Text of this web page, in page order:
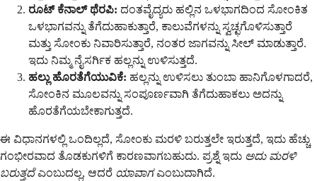
ರೂಟ್ ಕೆನಾಲ್ ಥೆರಪಿ: ದಂತವೈದ್ಯರು ಹಲ್ಲಿನ ಒಳಭಾಗದಿಂದ ಸೋಂಕಿತ
ಒಳಭಾಗವನ್ನು ತೆಗೆದುಹಾಕುತ್ತಾರೆ, ಕಾಲುವೆಗಳನ್ನು ಸ್ವಚ್ಛಗೊಳಿಸುತ್ತಾರೆ
ಮತ್ತು ಸೋಂಕು ನಿವಾರಿಸುತ್ತಾರೆ, ನಂತರ ಜಾಗವನ್ನು ಸೀಲ್ ಮಾಡುತ್ತಾರೆ.
ಇದು ನಿಮ್ಮ ನೈಸರ್ಗಿಕ ಹಲ್ಲನ್ನು ಉಳಿಸುತ್ತದೆ.
ಹಲ್ಲು ಹೊರತೆಗೆಯುವಿಕೆ: ಹಲ್ಲನ್ನು ಉಳಿಸಲು ತುಂಬಾ ಹಾನಿಗೊಳಗಾದರೆ,
ಸೋಂಕಿನ ಮೂಲವನ್ನು ಸಂಪೂರ್ಣವಾಗಿ ತೆಗೆದುಹಾಕಲು ಅದನ್ನು
ಹೊರತೆಗೆಯಬೇಕಾಗುತ್ತದೆ.
ಈ ವಿಧಾನಗಳಲ್ಲಿ ಒಂದಿಲ್ಲದೆ, ಸೋಂಕು ಮರಳಿ ಬರುತ್ತಲೇ ಇರುತ್ತದೆ, ಇದು ಹೆಚ್ಚು
ಗಂಭೀರವಾದ ತೊಡಕುಗಳಿಗೆ ಕಾರಣವಾಗಬಹುದು. ಪ್ರಶ್ನೆ ಇದು ಅದು ಮರಳಿ
ಬರುತ್ತದೆಎಂಬುದಲ್ಲ, ಆದರೆ ಯಾವಾಗಎಂಬುದಾಗಿದೆ.